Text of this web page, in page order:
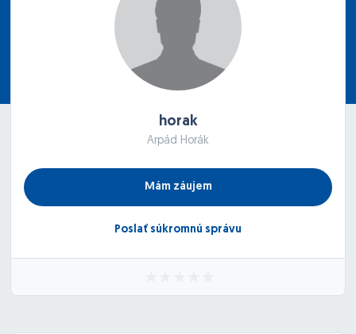
horak
Arpád Horák
Mám záujem
Poslať súkromnú správu